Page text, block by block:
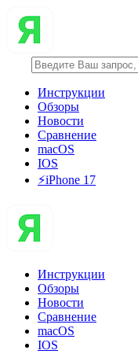
Инструкции
Обзоры
Новости
Сравнение
macOS
IOS
⚡️iPhone 17
Инструкции
Обзоры
Новости
Сравнение
macOS
IOS